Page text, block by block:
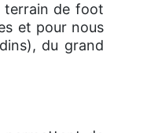
terrain de foot
et pour nous
du grand